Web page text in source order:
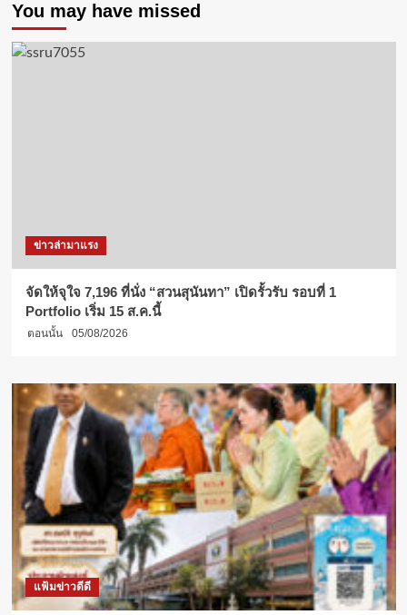
You may have missed
ข่าวล่ามาแรง
จัดให้จุใจ 7,196 ที่นั่ง “สวนสุนันทา” เปิดรั้วรับ รอบที่ 1
Portfolio เริ่ม 15 ส.ค.นี้
ตอนนั้น 05/08/2026
แฟ้มข่าวดีดี